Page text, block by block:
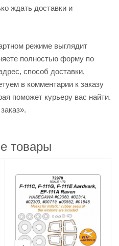
ждать доставки и
режиме выглядит
полностью форму по
способ доставки,
в комментарии к заказу
поможет курьеру вас найти.
товары